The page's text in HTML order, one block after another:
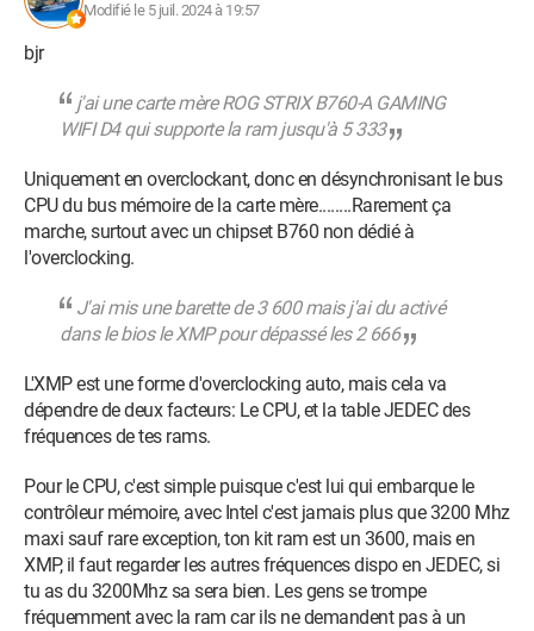
Modifié le 5 juil. 2024 à 19:57
bjr
j'ai une carte mère ROG STRIX B760-A GAMING
WIFI D4 qui supporte la ram jusqu'à 5 333
Uniquement en overclockant, donc en désynchronisant le bus
CPU du bus mémoire de la carte mère........Rarement ça
marche, surtout avec un chipset B760 non dédié à
l'overclocking.
J'ai mis une barette de 3 600 mais j'ai du activé
dans le bios le XMP pour dépassé les 2 666
L'XMP est une forme d'overclocking auto, mais cela va
dépendre de deux facteurs: Le CPU, et la table JEDEC des
fréquences de tes rams.
Pour le CPU, c'est simple puisque c'est lui qui embarque le
contrôleur mémoire, avec Intel c'est jamais plus que 3200 Mhz
maxi sauf rare exception, ton kit ram est un 3600, mais en
XMP, il faut regarder les autres fréquences dispo en JEDEC, si
tu as du 3200Mhz sa sera bien. Les gens se trompe
fréquemment avec la ram car ils ne demandent pas à un